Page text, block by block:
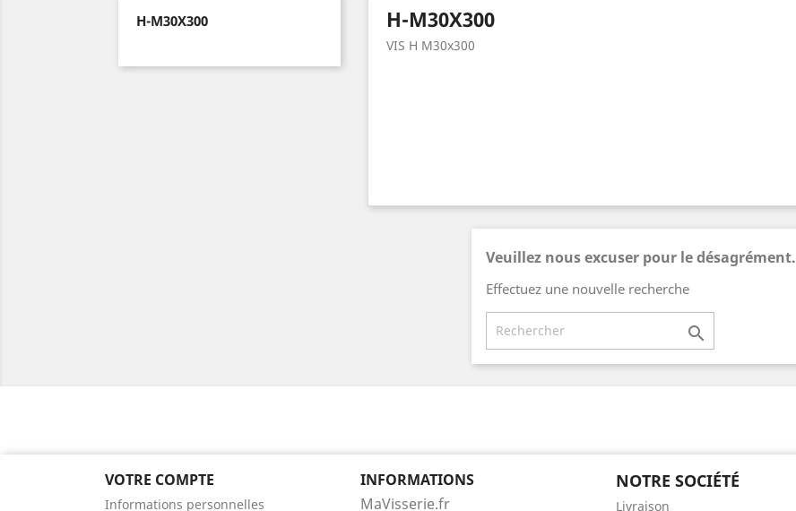
H-M30X300 H-M30X300
VIS H M30x300
Veuillez nous excuser pour le désagrément.
Effectuez une nouvelle recherche

VOTRE COMPTE
Informations personnelles
INFORMATIONS
MaVisserie.fr
NOTRE SOCIÉTÉ
Livraison